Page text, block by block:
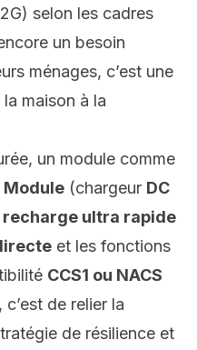
selon les cadres
un besoin
ménages, c’est une
maison à la
un module comme
Module (chargeur DC
recharge ultra rapide
et les fonctions
CCS1 ou NACS
de relier la
de résilience et